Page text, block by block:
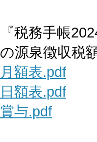
『税務手帳
の源泉徴収税
月額表.pdf
日額表.pdf
賞与.pdf